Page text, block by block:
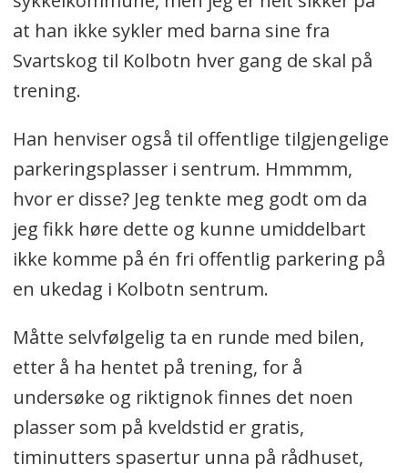
at han ikke sykler med barna sine fra
Svartskog til Kolbotn hver gang de skal på
trening.
Han henviser også til offentlige tilgjengelige
parkeringsplasser i sentrum. Hmmmm,
hvor er disse? Jeg tenkte meg godt om da
jeg fikk høre dette og kunne umiddelbart
ikke komme på én fri offentlig parkering på
en ukedag i Kolbotn sentrum.
Måtte selvfølgelig ta en runde med bilen,
etter å ha hentet på trening, for å
undersøke og riktignok finnes det noen
plasser som på kveldstid er gratis,
timinutters spasertur unna på rådhuset,